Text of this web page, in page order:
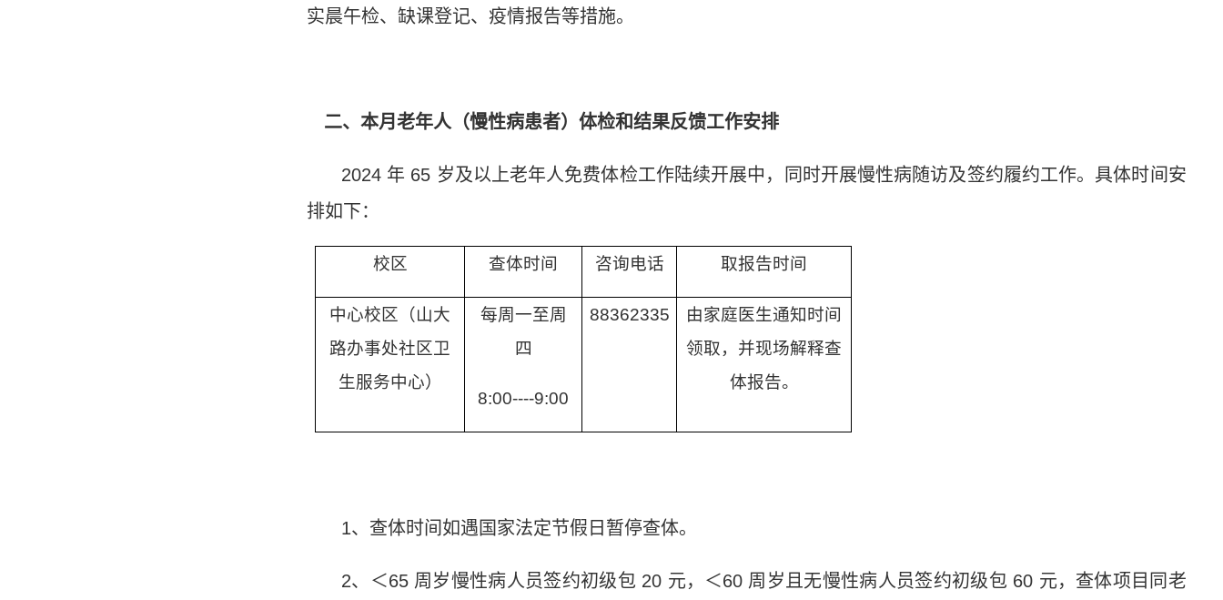
实晨午检、缺课登记、疫情报告等措施。
二、本月老年人（慢性病患者）体检和结果反馈工作安排
2024 年 65 岁及以上老年人免费体检工作陆续开展中，同时开展慢性病随访及签约履约工作。具体时间安
排如下：
校区 查体时间 咨询电话 取报告时间
中心校区（山大
路办事处社区卫
生服务中心）
每周一至周
四
8:00----9:00
88362335
由家庭医生通知时间
领取，并现场解释查
体报告。
1、查体时间如遇国家法定节假日暂停查体。
2、＜65 周岁慢性病人员签约初级包 20 元，＜60 周岁且无慢性病人员签约初级包 60 元，查体项目同老